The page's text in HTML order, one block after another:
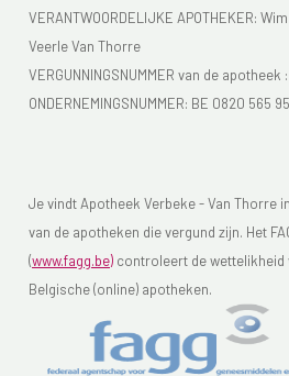
VERANTWOORDELIJKE APOTHEKER:
Veerle Van Thorre
VERGUNNINGSNUMMER van de apotheek :
ONDERNEMINGSNUMMER: BE 0820 565
Je vindt Apotheek Verbeke - Van Thorre
van de apotheken die vergund zijn. Het
(www.fagg.be) controleert de wettelikheid
Belgische (online) apotheken.